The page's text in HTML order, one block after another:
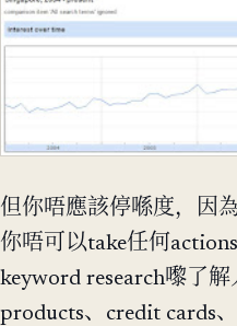
但你唔應該停喺度，因
你唔可以take任何
keyword research嚟了
products、credit cards